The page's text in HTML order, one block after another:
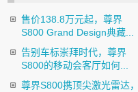
售价138.8万元起，尊界
S800 Grand Design典藏...
告别车标崇拜时代，尊界
S800的移动会客厅如何...
尊界S800携顶尖激光雷达，